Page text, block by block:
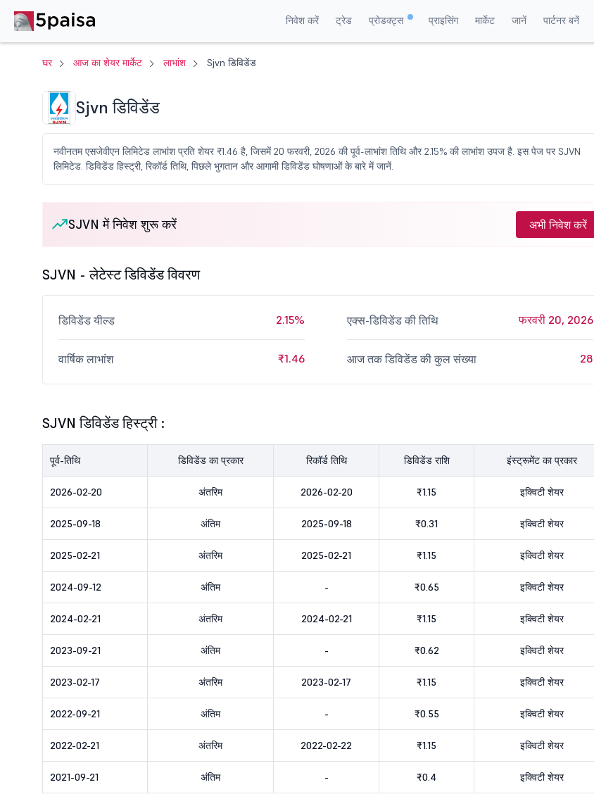
निवेश करें ट्रेड प्रोडक्ट्स प्राइसिंग मार्केट जानें पार्टनर बनें
घर आज का शेयर मार्केट लाभांश Sjvn डिविडेंड
Sjvn डिविडेंड
नवीनतम एसजेवीएन लिमिटेड लाभांश प्रति शेयर ₹1.46 है, जिसमें 20 फरवरी, 2026 की पूर्व-लाभांश तिथि और 2.15% की लाभांश उपज है. इस पेज पर SJVN
लिमिटेड. डिविडेंड हिस्ट्री, रिकॉर्ड तिथि, पिछले भुगतान और आगामी डिविडेंड घोषणाओं के बारे में जानें.
SJVN में निवेश शुरू करें अभी निवेश करें
SJVN - लेटेस्ट डिविडेंड विवरण
डिविडेंड यील्ड 2.15%
वार्षिक लाभांश ₹1.46
एक्स-डिविडेंड की तिथि फरवरी 20, 2026
आज तक डिविडेंड की कुल संख्या 28
SJVN डिविडेंड हिस्ट्री :
पूर्व-तिथि डिविडेंड का प्रकार रिकॉर्ड तिथि डिविडेंड राशि इंस्ट्रूमेंट का प्रकार
2026-02-20 अंतरिम 2026-02-20 ₹1.15 इक्विटी शेयर
2025-09-18 अंतिम 2025-09-18 ₹0.31 इक्विटी शेयर
2025-02-21 अंतरिम 2025-02-21 ₹1.15 इक्विटी शेयर
2024-09-12 अंतिम - ₹0.65 इक्विटी शेयर
2024-02-21 अंतरिम 2024-02-21 ₹1.15 इक्विटी शेयर
2023-09-21 अंतिम - ₹0.62 इक्विटी शेयर
2023-02-17 अंतरिम 2023-02-17 ₹1.15 इक्विटी शेयर
2022-09-21 अंतिम - ₹0.55 इक्विटी शेयर
2022-02-21 अंतरिम 2022-02-22 ₹1.15 इक्विटी शेयर
2021-09-21 अंतिम - ₹0.4 इक्विटी शेयर